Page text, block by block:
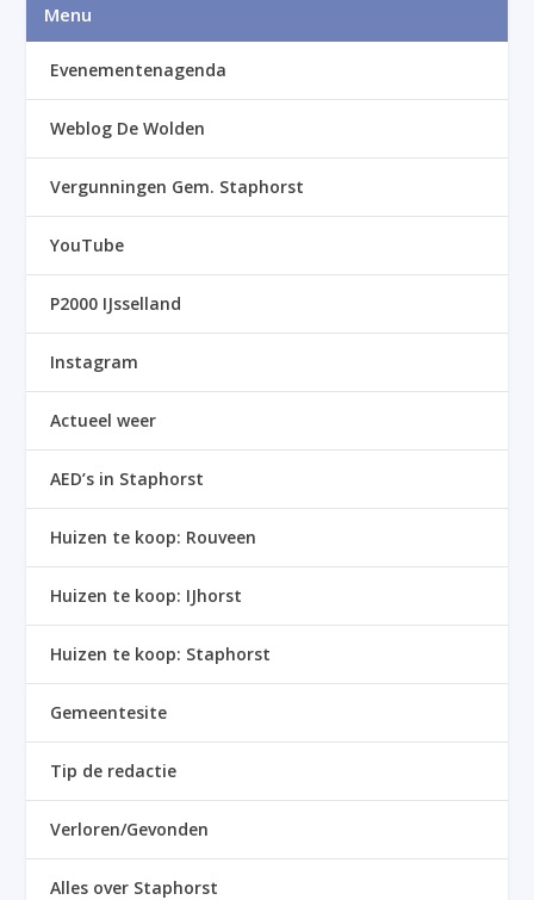
Menu
Evenementenagenda
Weblog De Wolden
Vergunningen Gem. Staphorst
YouTube
P2000 IJsselland
Instagram
Actueel weer
AED’s in Staphorst
Huizen te koop: Rouveen
Huizen te koop: IJhorst
Huizen te koop: Staphorst
Gemeentesite
Tip de redactie
Verloren/Gevonden
Alles over Staphorst